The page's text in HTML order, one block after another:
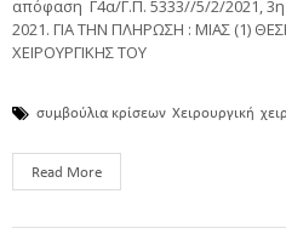
απόφαση Γ4α/Γ.Π. 5333//5/2/2021,
2021. ΓΙΑ ΤΗΝ ΠΛΗΡΩΣΗ : ΜΙΑΣ (1)
ΧΕΙΡΟΥΡΓΙΚΗΣ ΤΟΥ
συμβούλια κρίσεων Χειρουργική
Read More